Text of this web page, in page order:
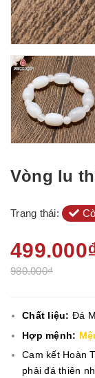
Vòng lu
Trạng thái:
980.000₫
Chất liệu: Đá
Hợp mệnh:
Cam kết Hoàn
phải đá thiên